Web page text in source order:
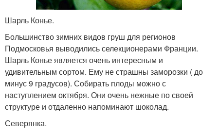
Шарль Конье.
Большинство зимних видов груш для регионов
Подмосковья выводились селекционерами Франции.
Шарль Конье является очень интересным и
удивительным сортом. Ему не страшны заморозки ( до
минус 9 градусов). Собирать плоды можно с
наступлением октября. Они очень нежные по своей
структуре и отдаленно напоминают шоколад.
Северянка.